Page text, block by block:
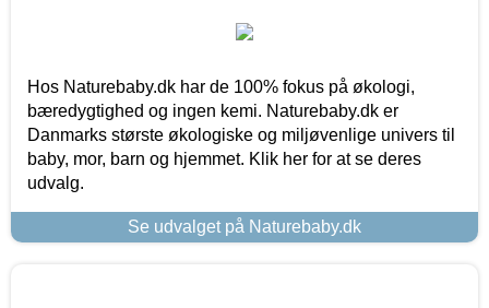
Hos Naturebaby.dk har de 100% fokus på økologi,
bæredygtighed og ingen kemi. Naturebaby.dk er
Danmarks største økologiske og miljøvenlige univers til
baby, mor, barn og hjemmet. Klik her for at se deres
udvalg.
Se udvalget på Naturebaby.dk